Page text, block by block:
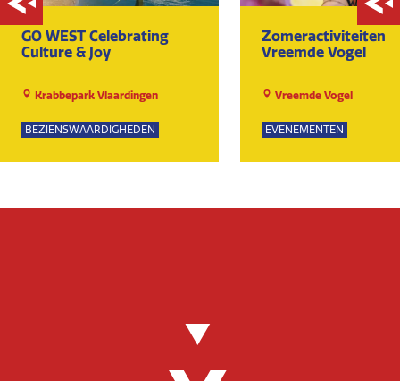
GO WEST Celebrating
Culture & Joy
Krabbepark Vlaardingen
BEZIENSWAARDIGHEDEN
Zomeractiviteiten
Vreemde Vogel
Vreemde Vogel
EVENEMENTEN